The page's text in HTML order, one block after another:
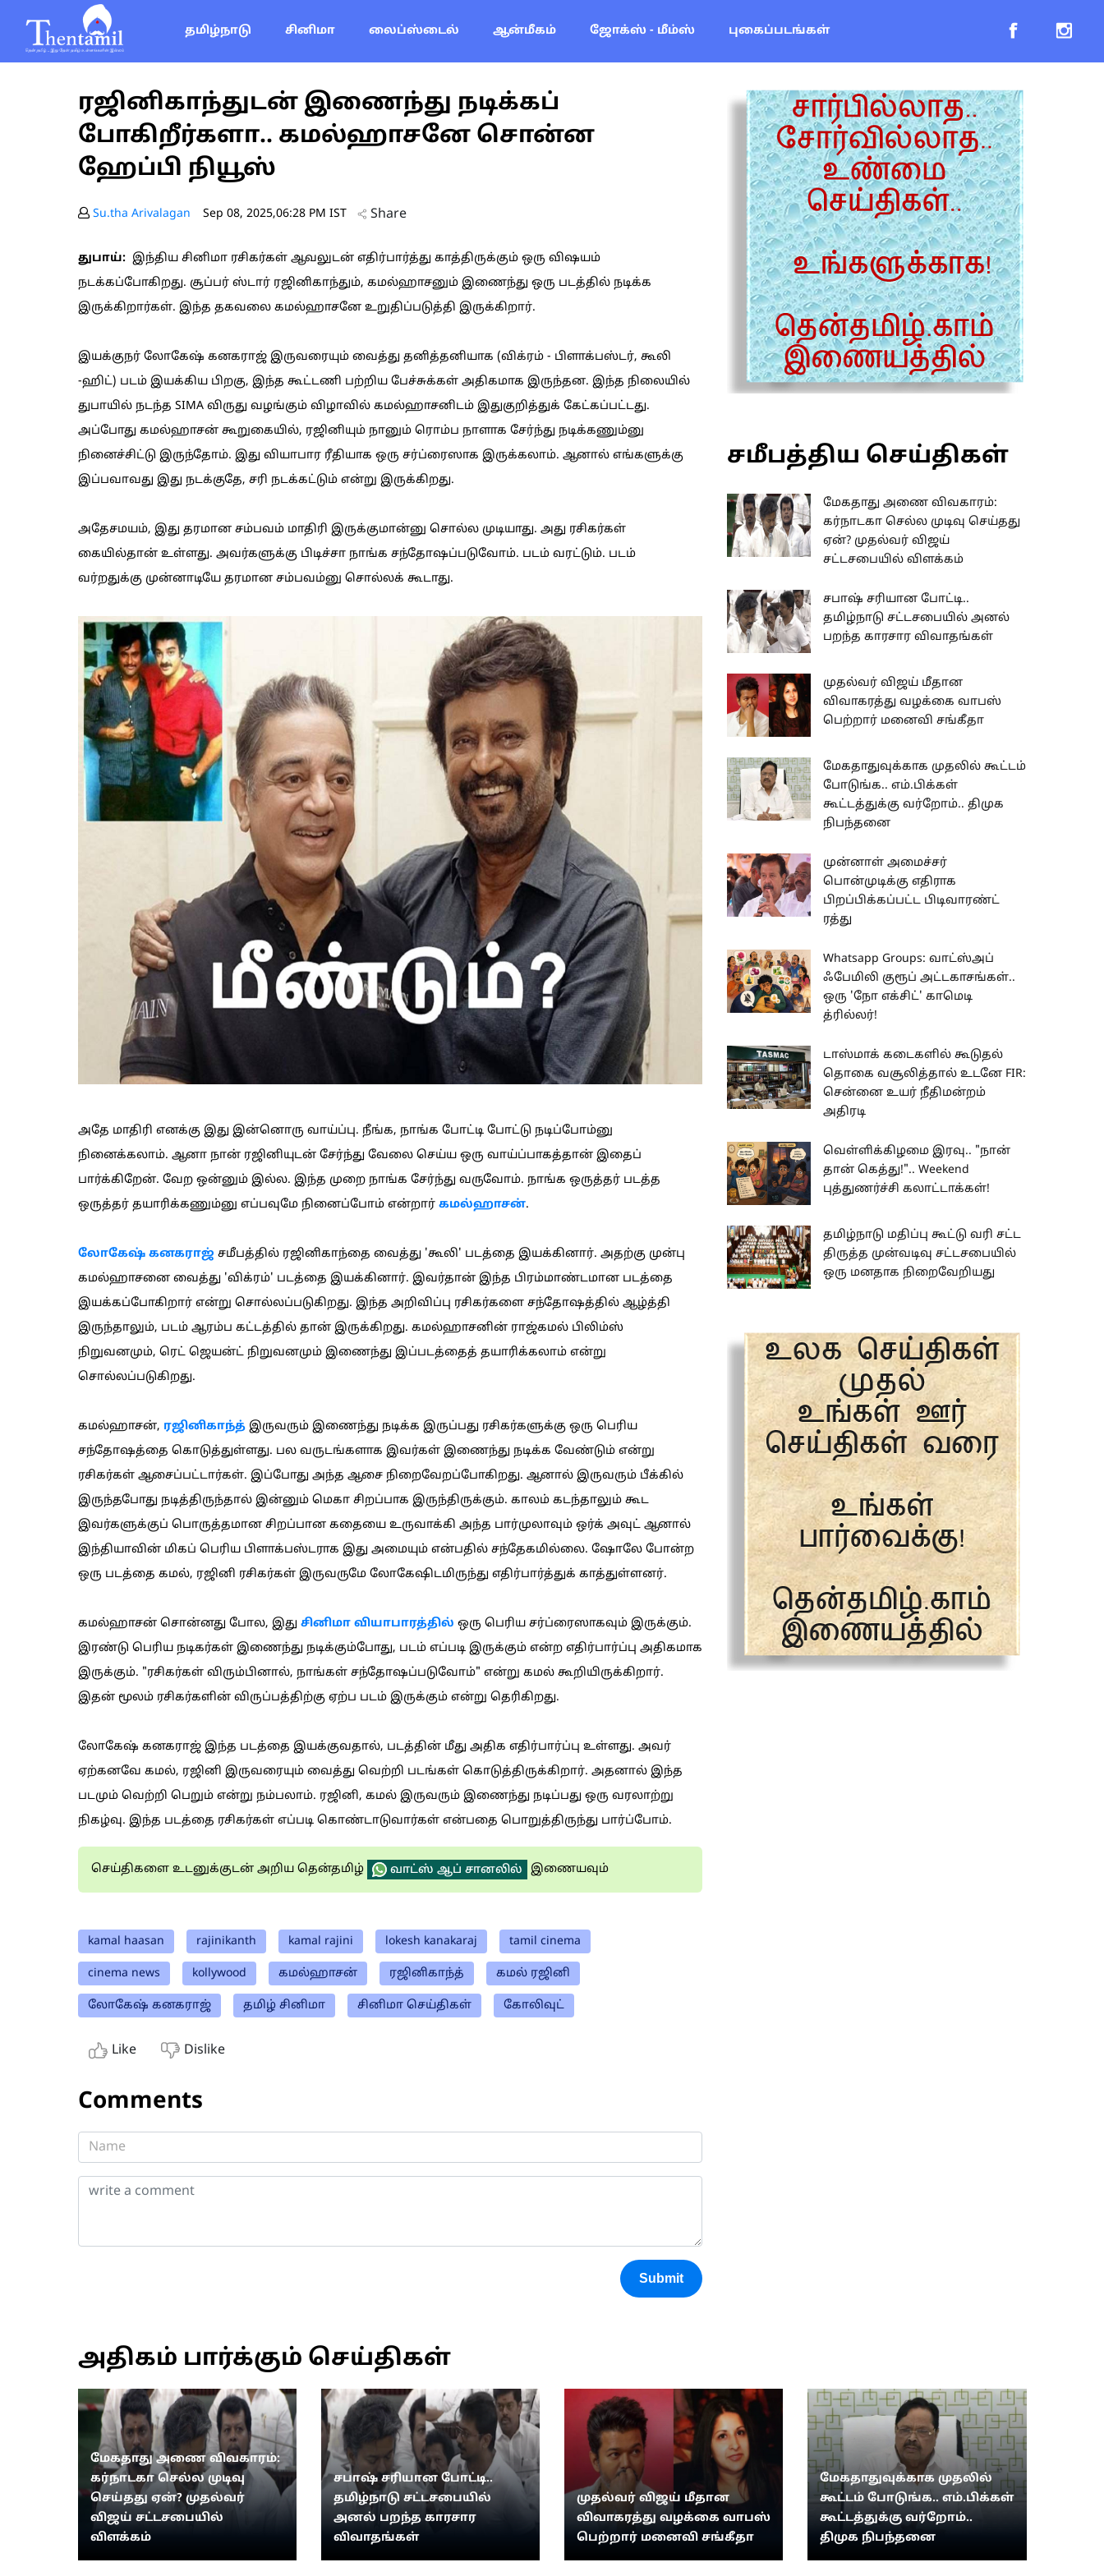
தமிழ்நாடு சினிமா லைப்ஸ்டைல் ஆன்மீகம் ஜோக்ஸ் - மீம்ஸ் புகைப்படங்கள்
ரஜினிகாந்துடன் இணைந்து நடிக்கப்
போகிறீர்களா.. கமல்ஹாசனே சொன்ன
ஹேப்பி நியூஸ்
Su.tha Arivalagan Sep 08, 2025,06:28 PM IST Share
துபாய்: இந்திய சினிமா ரசிகர்கள் ஆவலுடன் எதிர்பார்த்து காத்திருக்கும் ஒரு விஷயம்
நடக்கப்போகிறது. சூப்பர் ஸ்டார் ரஜினிகாந்தும், கமல்ஹாசனும் இணைந்து ஒரு படத்தில் நடிக்க
இருக்கிறார்கள். இந்த தகவலை கமல்ஹாசனே உறுதிப்படுத்தி இருக்கிறார்.
இயக்குநர் லோகேஷ் கனகராஜ் இருவரையும் வைத்து தனித்தனியாக (விக்ரம் - பிளாக்பஸ்டர், கூலி
-ஹிட்) படம் இயக்கிய பிறகு, இந்த கூட்டணி பற்றிய பேச்சுக்கள் அதிகமாக இருந்தன. இந்த நிலையில்
துபாயில் நடந்த SIMA விருது வழங்கும் விழாவில் கமல்ஹாசனிடம் இதுகுறித்துக் கேட்கப்பட்டது.
அப்போது கமல்ஹாசன் கூறுகையில், ரஜினியும் நானும் ரொம்ப நாளாக சேர்ந்து நடிக்கணும்னு
நினைச்சிட்டு இருந்தோம். இது வியாபார ரீதியாக ஒரு சர்ப்ரைஸாக இருக்கலாம். ஆனால் எங்களுக்கு
இப்பவாவது இது நடக்குதே, சரி நடக்கட்டும் என்று இருக்கிறது.
அதேசமயம், இது தரமான சம்பவம் மாதிரி இருக்குமான்னு சொல்ல முடியாது. அது ரசிகர்கள்
கையில்தான் உள்ளது. அவர்களுக்கு பிடிச்சா நாங்க சந்தோஷப்படுவோம். படம் வரட்டும். படம்
வர்றதுக்கு முன்னாடியே தரமான சம்பவம்னு சொல்லக் கூடாது.
அதே மாதிரி எனக்கு இது இன்னொரு வாய்ப்பு. நீங்க, நாங்க போட்டி போட்டு நடிப்போம்னு
நினைக்கலாம். ஆனா நான் ரஜினியுடன் சேர்ந்து வேலை செய்ய ஒரு வாய்ப்பாகத்தான் இதைப்
பார்க்கிறேன். வேற ஒன்னும் இல்ல. இந்த முறை நாங்க சேர்ந்து வருவோம். நாங்க ஒருத்தர் படத்த
ஒருத்தர் தயாரிக்கணும்னு எப்பவுமே நினைப்போம் என்றார் கமல்ஹாசன்.
லோகேஷ் கனகராஜ் சமீபத்தில் ரஜினிகாந்தை வைத்து 'கூலி' படத்தை இயக்கினார். அதற்கு முன்பு
கமல்ஹாசனை வைத்து 'விக்ரம்' படத்தை இயக்கினார். இவர்தான் இந்த பிரம்மாண்டமான படத்தை
இயக்கப்போகிறார் என்று சொல்லப்படுகிறது. இந்த அறிவிப்பு ரசிகர்களை சந்தோஷத்தில் ஆழ்த்தி
இருந்தாலும், படம் ஆரம்ப கட்டத்தில் தான் இருக்கிறது. கமல்ஹாசனின் ராஜ்கமல் பிலிம்ஸ்
நிறுவனமும், ரெட் ஜெயன்ட் நிறுவனமும் இணைந்து இப்படத்தைத் தயாரிக்கலாம் என்று
சொல்லப்படுகிறது.
கமல்ஹாசன், ரஜினிகாந்த்இருவரும் இணைந்து நடிக்க இருப்பது ரசிகர்களுக்கு ஒரு பெரிய
சந்தோஷத்தை கொடுத்துள்ளது. பல வருடங்களாக இவர்கள் இணைந்து நடிக்க வேண்டும் என்று
ரசிகர்கள் ஆசைப்பட்டார்கள். இப்போது அந்த ஆசை நிறைவேறப்போகிறது. ஆனால் இருவரும் பீக்கில்
இருந்தபோது நடித்திருந்தால் இன்னும் மெகா சிறப்பாக இருந்திருக்கும். காலம் கடந்தாலும் கூட
இவர்களுக்குப் பொருத்தமான சிறப்பான கதையை உருவாக்கி அந்த பார்முலாவும் ஒர்க் அவுட் ஆனால்
இந்தியாவின் மிகப் பெரிய பிளாக்பஸ்டராக இது அமையும் என்பதில் சந்தேகமில்லை. ஷோலே போன்ற
ஒரு படத்தை கமல், ரஜினி ரசிகர்கள் இருவருமே லோகேஷிடமிருந்து எதிர்பார்த்துக் காத்துள்ளனர்.
கமல்ஹாசன் சொன்னது போல, இது சினிமா வியாபாரத்தில் ஒரு பெரிய சர்ப்ரைஸாகவும் இருக்கும்.
இரண்டு பெரிய நடிகர்கள் இணைந்து நடிக்கும்போது, படம் எப்படி இருக்கும் என்ற எதிர்பார்ப்பு அதிகமாக
இருக்கும். "ரசிகர்கள் விரும்பினால், நாங்கள் சந்தோஷப்படுவோம்" என்று கமல் கூறியிருக்கிறார்.
இதன் மூலம் ரசிகர்களின் விருப்பத்திற்கு ஏற்ப படம் இருக்கும் என்று தெரிகிறது.
லோகேஷ் கனகராஜ் இந்த படத்தை இயக்குவதால், படத்தின் மீது அதிக எதிர்பார்ப்பு உள்ளது. அவர்
ஏற்கனவே கமல், ரஜினி இருவரையும் வைத்து வெற்றி படங்கள் கொடுத்திருக்கிறார். அதனால் இந்த
படமும் வெற்றி பெறும் என்று நம்பலாம். ரஜினி, கமல் இருவரும் இணைந்து நடிப்பது ஒரு வரலாற்று
நிகழ்வு. இந்த படத்தை ரசிகர்கள் எப்படி கொண்டாடுவார்கள் என்பதை பொறுத்திருந்து பார்ப்போம்.
செய்திகளை உடனுக்குடன் அறிய தென்தமிழ் வாட்ஸ் ஆப் சானலில் இணையவும்
kamal haasan rajinikanth kamal rajini lokesh kanakaraj tamil cinema
cinema news kollywood கமல்ஹாசன் ரஜினிகாந்த் கமல் ரஜினி
லோகேஷ் கனகராஜ் தமிழ் சினிமா சினிமா செய்திகள் கோலிவுட்
Like Dislike
Comments
Submit
சமீபத்திய செய்திகள்
மேகதாது அணை விவகாரம்:
கர்நாடகா செல்ல முடிவு செய்தது
ஏன்? முதல்வர் விஜய்
சட்டசபையில் விளக்கம்
சபாஷ் சரியான போட்டி..
தமிழ்நாடு சட்டசபையில் அனல்
பறந்த காரசார விவாதங்கள்
முதல்வர் விஜய் மீதான
விவாகரத்து வழக்கை வாபஸ்
பெற்றார் மனைவி சங்கீதா
மேகதாதுவுக்காக முதலில் கூட்டம்
போடுங்க.. எம்.பிக்கள்
கூட்டத்துக்கு வர்றோம்.. திமுக
நிபந்தனை
முன்னாள் அமைச்சர்
பொன்முடிக்கு எதிராக
பிறப்பிக்கப்பட்ட பிடிவாரண்ட்
ரத்து
Whatsapp Groups: வாட்ஸ்அப்
ஃபேமிலி குரூப் அட்டகாசங்கள்..
ஒரு 'நோ எக்சிட்' காமெடி
த்ரில்லர்!
டாஸ்மாக் கடைகளில் கூடுதல்
தொகை வசூலித்தால் உடனே FIR:
சென்னை உயர் நீதிமன்றம்
அதிரடி
வெள்ளிக்கிழமை இரவு.. "நான்
தான் கெத்து!".. Weekend
புத்துணர்ச்சி கலாட்டாக்கள்!
தமிழ்நாடு மதிப்பு கூட்டு வரி சட்ட
திருத்த முன்வடிவு சட்டசபையில்
ஒரு மனதாக நிறைவேறியது
அதிகம் பார்க்கும் செய்திகள்
மேகதாது அணை விவகாரம்:
கர்நாடகா செல்ல முடிவு
செய்தது ஏன்? முதல்வர்
விஜய் சட்டசபையில்
விளக்கம்
சபாஷ் சரியான போட்டி..
தமிழ்நாடு சட்டசபையில்
அனல் பறந்த காரசார
விவாதங்கள்
முதல்வர் விஜய் மீதான
விவாகரத்து வழக்கை வாபஸ்
பெற்றார் மனைவி சங்கீதா
மேகதாதுவுக்காக முதலில்
கூட்டம் போடுங்க.. எம்.பிக்கள்
கூட்டத்துக்கு வர்றோம்..
திமுக நிபந்தனை